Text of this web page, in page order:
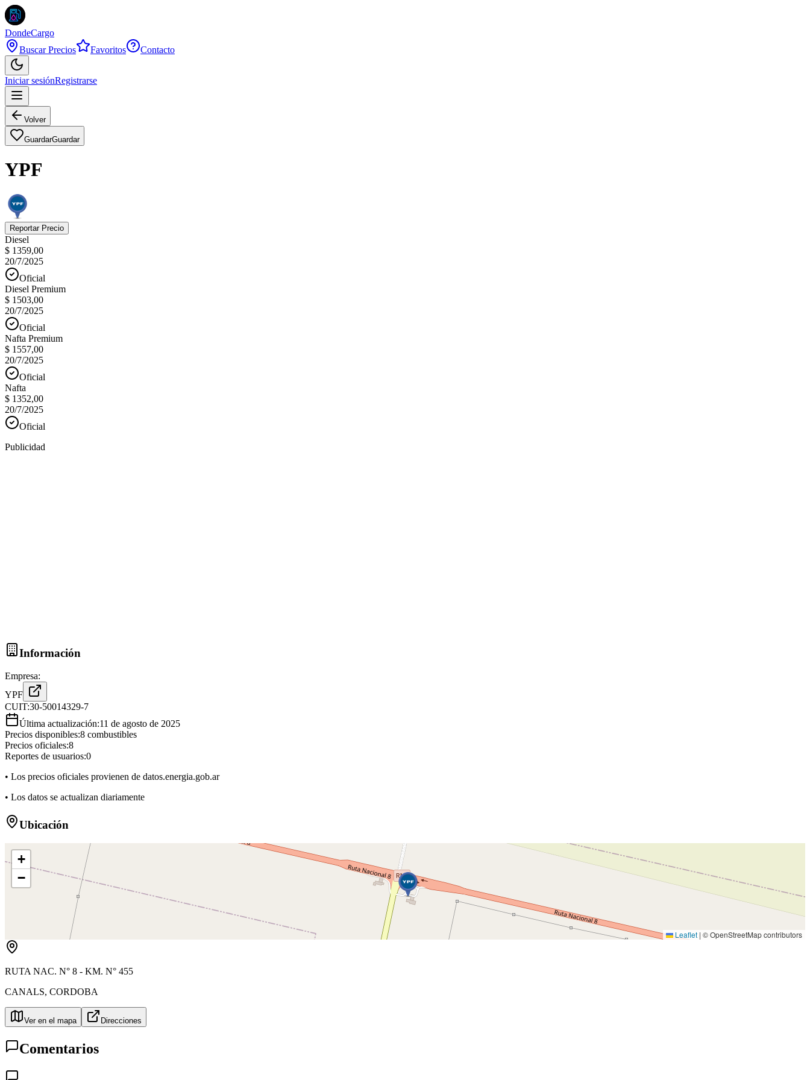
DondeCargo
Buscar Precios
Favoritos Contacto
Iniciar sesiónRegistrarse
Volver
GuardarGuardar
YPF
Reportar Precio
Diesel
$ 1359,00
20/7/2025
Oficial
Diesel Premium
$ 1503,00
20/7/2025
Oficial
Nafta Premium
$ 1557,00
20/7/2025
Oficial
Nafta
$ 1352,00
20/7/2025
Oficial
Publicidad
Información
Empresa:
YPF
CUIT:30-50014329-7
Última actualización:11 de agosto de 2025
Precios disponibles:8 combustibles
Precios oficiales:8
Reportes de usuarios:0
• Los precios oficiales provienen de datos.energia.gob.ar
• Los datos se actualizan diariamente
Ubicación
+
−
Leaflet | © OpenStreetMap contributors
RUTA NAC. N° 8 - KM. N° 455
CANALS, CORDOBA
Ver en el mapa Direcciones
Comentarios